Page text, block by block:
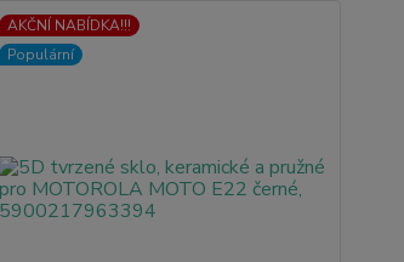
AKČNÍ NABÍDKA!!!
Populární